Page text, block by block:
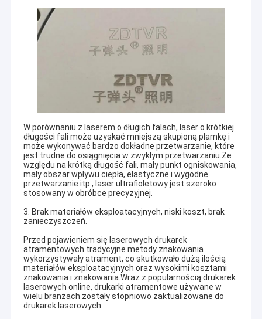
W porównaniu z laserem o długich falach, laser o krótkiej
długości fali może uzyskać mniejszą skupioną plamkę i
może wykonywać bardzo dokładne przetwarzanie, które
jest trudne do osiągnięcia w zwykłym przetwarzaniu.Ze
względu na krótką długość fali, mały punkt ogniskowania,
mały obszar wpływu ciepła, elastyczne i wygodne
przetwarzanie itp., laser ultrafioletowy jest szeroko
stosowany w obróbce precyzyjnej.
3. Brak materiałów eksploatacyjnych, niski koszt, brak
zanieczyszczeń.
Przed pojawieniem się laserowych drukarek
atramentowych tradycyjne metody znakowania
wykorzystywały atrament, co skutkowało dużą ilością
materiałów eksploatacyjnych oraz wysokimi kosztami
znakowania i znakowania.Wraz z popularnością drukarek
laserowych online, drukarki atramentowe używane w
wielu branżach zostały stopniowo zaktualizowane do
drukarek laserowych.